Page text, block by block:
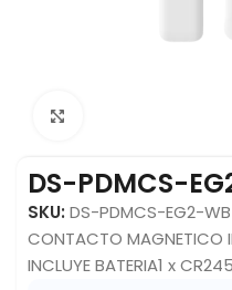
DS-PDMCS-
SKU: DS-PDMCS-EG2-WB
CONTACTO MAGNETICO
INCLUYE BATERIA1 x